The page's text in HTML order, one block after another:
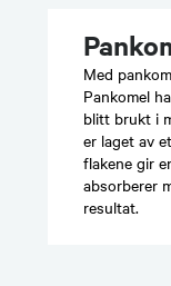
Med
Pankomel
blitt brukt i
er laget av
flakene gir
absorberer
resultat.